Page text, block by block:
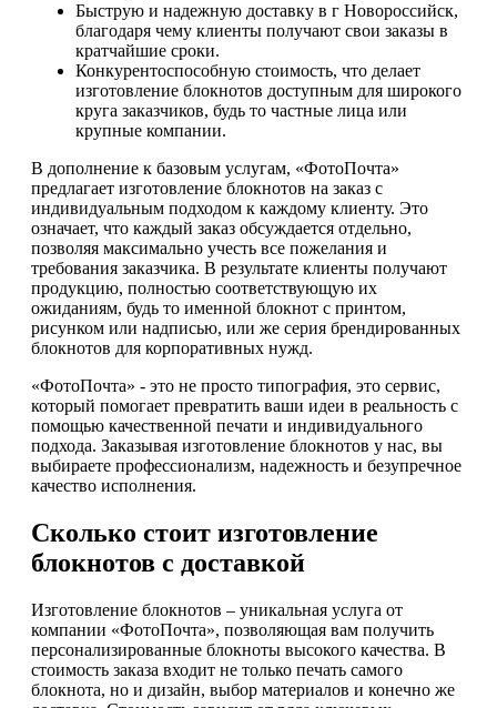
Быструю и надежную доставку в г Новороссийск,
благодаря чему клиенты получают свои заказы в
кратчайшие сроки.
Конкурентоспособную стоимость, что делает
изготовление блокнотов доступным для широкого
круга заказчиков, будь то частные лица или
крупные компании.
В дополнение к базовым услугам, «ФотоПочта»
предлагает изготовление блокнотов на заказ с
индивидуальным подходом к каждому клиенту. Это
означает, что каждый заказ обсуждается отдельно,
позволяя максимально учесть все пожелания и
требования заказчика. В результате клиенты получают
продукцию, полностью соответствующую их
ожиданиям, будь то именной блокнот с принтом,
рисунком или надписью, или же серия брендированных
блокнотов для корпоративных нужд.
«ФотоПочта» - это не просто типография, это сервис,
который помогает превратить ваши идеи в реальность с
помощью качественной печати и индивидуального
подхода. Заказывая изготовление блокнотов у нас, вы
выбираете профессионализм, надежность и безупречное
качество исполнения.
Сколько стоит изготовление
блокнотов с доставкой
Изготовление блокнотов – уникальная услуга от
компании «ФотоПочта», позволяющая вам получить
персонализированные блокноты высокого качества. В
стоимость заказа входит не только печать самого
блокнота, но и дизайн, выбор материалов и конечно же